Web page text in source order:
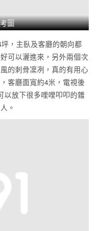
圖
，主臥及客廳的朝向都
可以灑進來，另外兩個次
的刺骨凜冽，真的有用心
客廳面寬約4米，電視後
以放下很多哩哩叩叩的雜
。